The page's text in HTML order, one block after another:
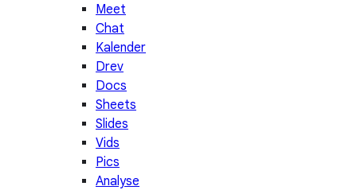
Meet
Chat
Kalender
Drev
Docs
Sheets
Slides
Vids
Pics
Analyse